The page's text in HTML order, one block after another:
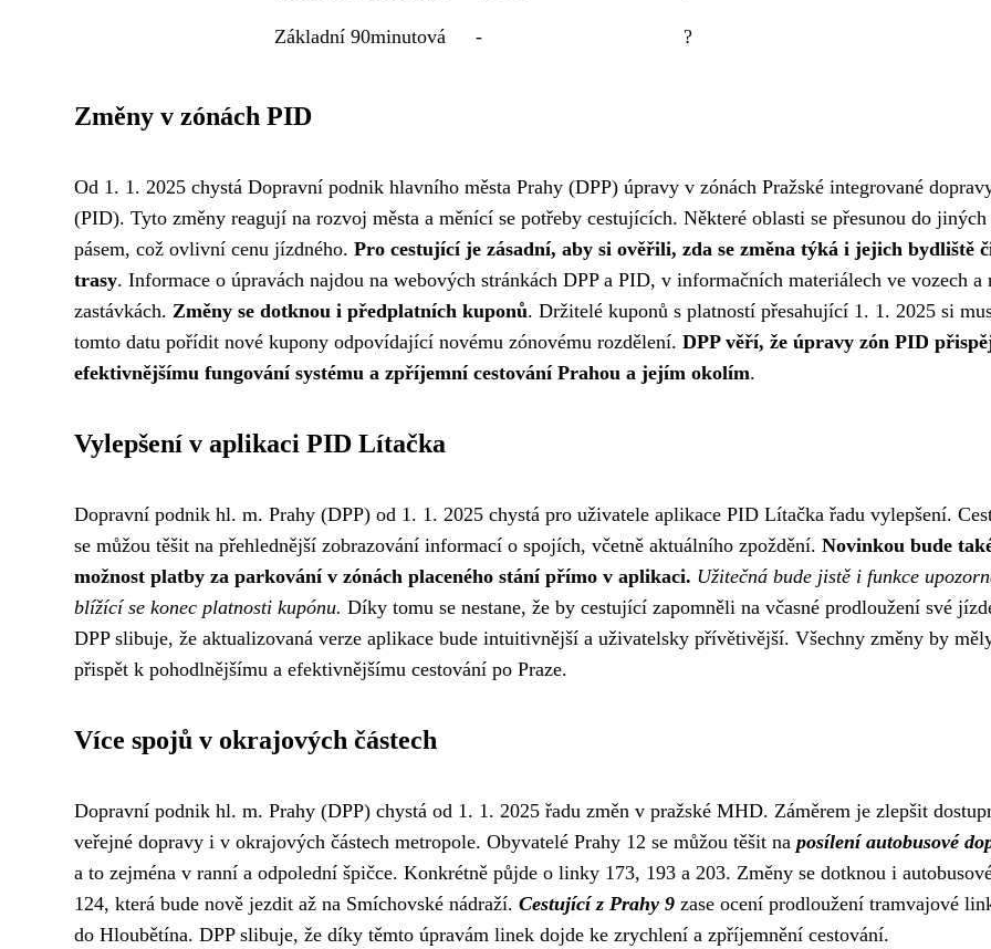
Základní 90minutová - ?
Změny v zónách PID
Od 1. 1. 2025 chystá Dopravní podnik hlavního města Prahy (DPP) úpravy v zónách Pražské integrované
(PID). Tyto změny reagují na rozvoj města a měnící se potřeby cestujících. Některé oblasti se přesunou do jiných
pásem, což ovlivní cenu jízdného. Pro cestující je zásadní, aby si ověřili, zda se změna týká i jejich bydliště
trasy. Informace o úpravách najdou na webových stránkách DPP a PID, v informačních materiálech ve vozech a
zastávkách. Změny se dotknou i předplatních kuponů. Držitelé kuponů s platností přesahující 1. 1. 2025 si
tomto datu pořídit nové kupony odpovídající novému zónovému rozdělení. DPP věří, že úpravy zón PID
efektivnějšímu fungování systému a zpříjemní cestování Prahou a jejím okolím.
Vylepšení v aplikaci PID Lítačka
Dopravní podnik hl. m. Prahy (DPP) od 1. 1. 2025 chystá pro uživatele aplikace PID Lítačka řadu vylepšení.
se můžou těšit na přehlednější zobrazování informací o spojích, včetně aktuálního zpoždění. Novinkou bude
možnost platby za parkování v zónách placeného stání přímo v aplikaci. Užitečná bude jistě i funkce
blížící se konec platnosti kupónu. Díky tomu se nestane, že by cestující zapomněli na včasné prodloužení své
DPP slibuje, že aktualizovaná verze aplikace bude intuitivnější a uživatelsky přívětivější. Všechny změny by
přispět k pohodlnějšímu a efektivnějšímu cestování po Praze.
Více spojů v okrajových částech
Dopravní podnik hl. m. Prahy (DPP) chystá od 1. 1. 2025 řadu změn v pražské MHD. Záměrem je zlepšit
veřejné dopravy i v okrajových částech metropole. Obyvatelé Prahy 12 se můžou těšit na posílení autobusové
a to zejména v ranní a odpolední špičce. Konkrétně půjde o linky 173, 193 a 203. Změny se dotknou i
124, která bude nově jezdit až na Smíchovské nádraží. Cestující z Prahy 9 zase ocení prodloužení tramvajové
do Hloubětína. DPP slibuje, že díky těmto úpravám linek dojde ke zrychlení a zpříjemnění cestování.